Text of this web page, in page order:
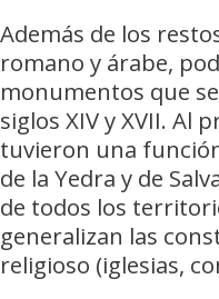
Además de los
romano y árabe,
monumentos que
siglos XIV y XVII. Al
tuvieron una
de la Yedra y de
de todos los
generalizan las
religioso (iglesias,